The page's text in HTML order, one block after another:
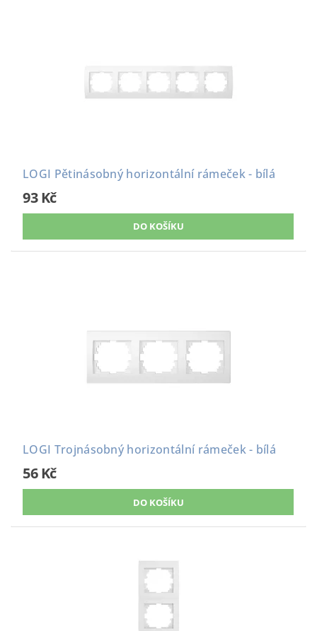
LOGI Pětinásobný horizontální rámeček - bílá
93 Kč
LOGI Trojnásobný horizontální rámeček - bílá
56 Kč